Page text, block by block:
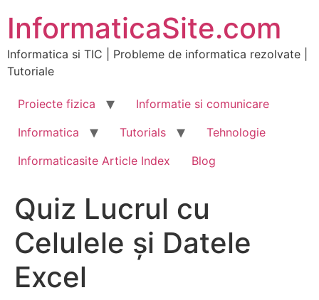
content
InformaticaSite.com
Informatica si TIC | Probleme de informatica rezolvate |
Tutoriale
Proiecte fizica
Informatie si comunicare
Informatica
Tutorials
Tehnologie
Informaticasite Article Index
Blog
Quiz Lucrul cu
Celulele și Datele
Excel